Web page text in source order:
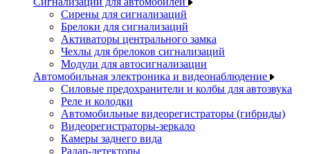
Сирены для сигнализаций
Брелоки для сигнализаций
Активаторы центрального замка
Чехлы для брелоков сигнализаций
Модули для автосигнализации
Автомобильная электроника и видеонаблюдение
Силовые предохранители и колбы для автозвука
Реле и колодки
Автомобильные видеорегистраторы (гибриды)
Видеорегистраторы-зеркало
Камеры заднего вида
Радар-детекторы